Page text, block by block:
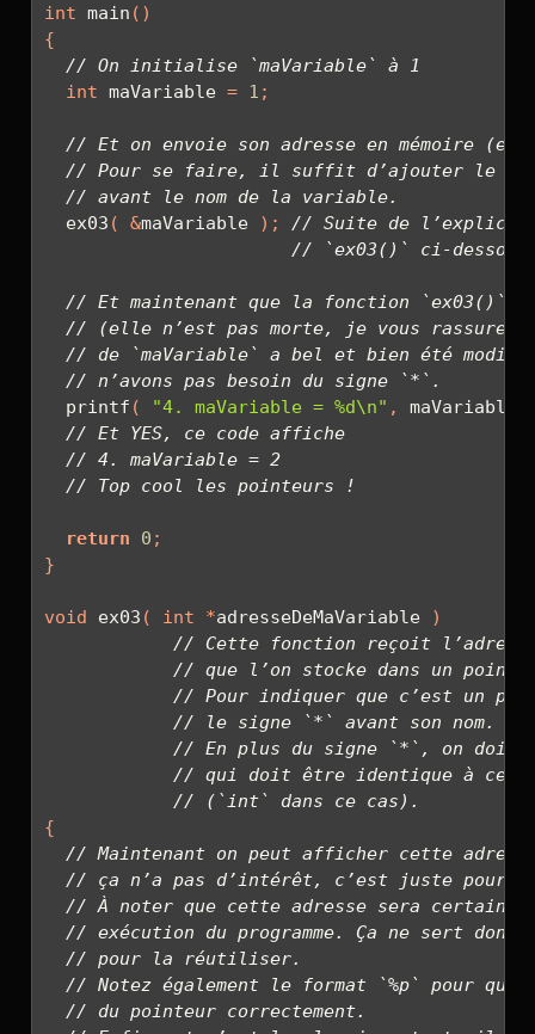
int main ()
{
// On initialise `maVariable` à 1
int maVariable = 1 ;
// Et on envoie son adresse en mémoire (et
// Pour se faire, il suffit d’ajouter le
// avant le nom de la variable.
  ex03
( &maVariable );
// Suite de
// `ex03()` ci-
// Et maintenant que la fonction `ex03()` a
// (elle n’est pas morte, je vous
// de `maVariable` a bel et bien été
// n’avons pas besoin du signe `*`.
  printf
( "4. maVariable = %d\n" , maVariable
// Et YES, ce code affiche
// 4. maVariable = 2
// Top cool les pointeurs !
return 0 ;
}
void ex03 ( int *adresseDeMaVariable
)
// Cette fonction reçoit
// que l’on stocke dans un
// Pour indiquer que c’est un
// le signe `*` avant son nom.
// En plus du signe `*`, on doit
// qui doit être identique à
// (`int` dans ce cas).
{
// Maintenant on peut afficher cette
// ça n’a pas d’intérêt, c’est juste pour
// À noter que cette adresse sera
// exécution du programme. Ça ne sert
// pour la réutiliser.
// Notez également le format `%p` pour
// du pointeur correctement.